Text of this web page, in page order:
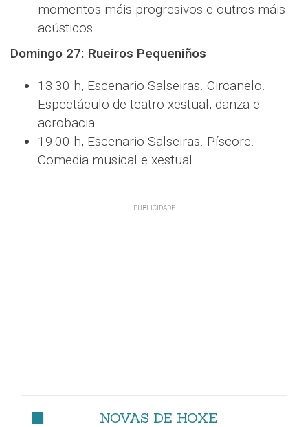
momentos máis progresivos e outros máis
acústicos.
Domingo 27: Rueiros Pequeniños
13:30 h, Escenario Salseiras. Circanelo.
Espectáculo de teatro xestual, danza e
acrobacia.
19:00 h, Escenario Salseiras. Píscore.
Comedia musical e xestual.
NOVAS DE HOXE